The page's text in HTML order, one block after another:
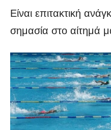
Είναι επιτακτική
σημασία στο αίτημά